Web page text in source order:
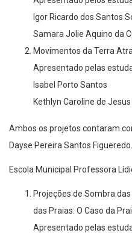
Igor Ricardo dos Santos
Samara Jolie Aquino da
Movimentos da Terra
Apresentado pelas
Isabel Porto Santos
Kethlyn Caroline de
Ambos os projetos contaram
Dayse Pereira Santos Figueredo.
Escola Municipal Professora
Projeções de Sombra
das Praias: O Caso da
Apresentado pelas